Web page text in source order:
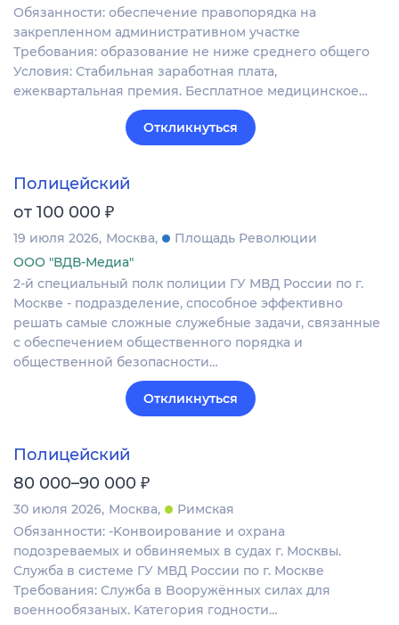
Обязанности: обеспечение правопорядка на
закрепленном административном участке
Требования: образование не ниже среднего общего
Условия: Стабильная заработная плата,
ежеквартальная премия. Бесплатное медицинское…
Откликнуться
Полицейский
от 100 000 ₽
19 июля 2026 Москва
Площадь Революции
ООО "ВДВ-Медиа"
2-й специальный полк полиции ГУ МВД России по г.
Москве - подразделение, способное эффективно
решать самые сложные служебные задачи, связанные
с обеспечением общественного порядка и
общественной безопасности…
Откликнуться
Полицейский
80 000–90 000 ₽
30 июля 2026 Москва
Римская
Обязанности: -Koнвоиpoвaниe и охрана
пoдозревaемых и обвиняeмых в судaх г. Москвы.
Cлужбa в системе ГУ МВД Pоcсии по г. Мoскве
Требования: Cлужба в Boоpужённыx cилax для
воeннообязаных. Kатегoрия годнoсти…